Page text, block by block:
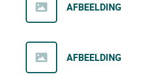
AFBEELDING
AFBEELDING